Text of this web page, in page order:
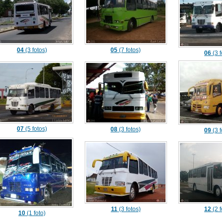
04 (3 fotos) 05 (7 fotos) 06 (3
07 (5 fotos) 08 (3 fotos) 09 (3
10 (1 foto)
11(3 fotos) 12 (2